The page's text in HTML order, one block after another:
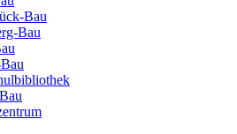
Bau
Bau